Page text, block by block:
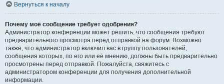
Вернуться к началу
Почему моё сообщение требует одобрения?
Администратор конференции может решить, что сообщения требуют
предварительного просмотра перед отправкой на форум. Возможно
также, что администратор включил вас в группу пользователей,
сообщения которых, по его или её мнению, должны быть предварительно
просмотрены перед отправкой. Пожалуйста, свяжитесь с
администратором конференции для получения дополнительной
информации.